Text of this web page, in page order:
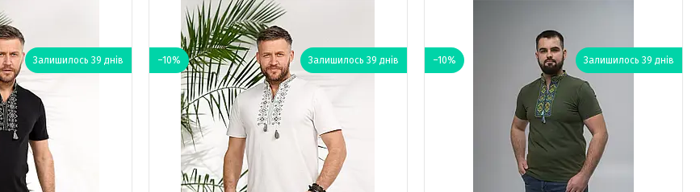
Залишилось 39 днів –10% Залишилось 39 днів –10% Залишилось 39 днів